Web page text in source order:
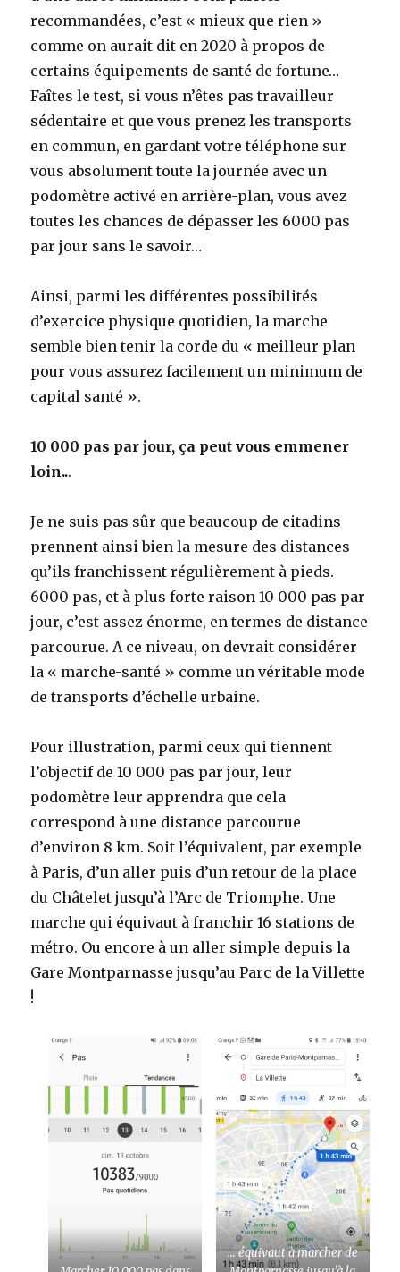
recommandées, c’est « mieux que rien »
comme on aurait dit en 2020 à propos de
certains équipements de santé de fortune…
Faîtes le test, si vous n’êtes pas travailleur
sédentaire et que vous prenez les transports
en commun, en gardant votre téléphone sur
vous absolument toute la journée avec un
podomètre activé en arrière-plan, vous avez
toutes les chances de dépasser les 6000 pas
par jour sans le savoir…
Ainsi, parmi les différentes possibilités
d’exercice physique quotidien, la marche
semble bien tenir la corde du « meilleur plan
pour vous assurez facilement un minimum de
capital santé ».
10 000 pas par jour, ça peut vous emmener
loin...
Je ne suis pas sûr que beaucoup de citadins
prennent ainsi bien la mesure des distances
qu’ils franchissent régulièrement à pieds.
6000 pas, et à plus forte raison 10 000 pas par
jour, c’est assez énorme, en termes de distance
parcourue. A ce niveau, on devrait considérer
la « marche-santé » comme un véritable mode
de transports d’échelle urbaine.
Pour illustration, parmi ceux qui tiennent
l’objectif de 10 000 pas par jour, leur
podomètre leur apprendra que cela
correspond à une distance parcourue
d’environ 8 km. Soit l’équivalent, par exemple
à Paris, d’un aller puis d’un retour de la place
du Châtelet jusqu’à l’Arc de Triomphe. Une
marche qui équivaut à franchir 16 stations de
métro. Ou encore à un aller simple depuis la
Gare Montparnasse jusqu’au Parc de la Villette
!
… équivaut à marcher de